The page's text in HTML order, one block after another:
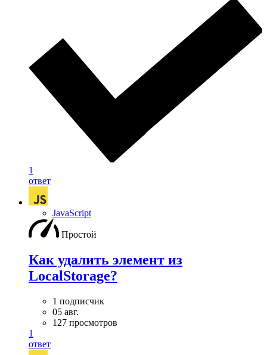
1
ответ
JavaScript
Простой
Как удалить элемент из
LocalStorage?
1 подписчик
05 авг.
127 просмотров
1
ответ